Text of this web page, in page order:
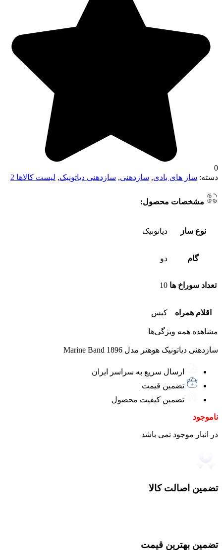
0
دسته: ساز های بادی, سازدهنی, سازدهنی دیاتونیک, لیست کالاها 2
مشخصات محصول:
نوع ساز دیاتونیک
گام دو
تعداد سوراخ ها 10
اقلام همراه کیس
مشاهده همه ویژگی‌ها
سازدهنی دیاتونیک هوهنر مدل Marine Band 1896
ارسال سریع به سراسر ایران
تضمین قیمت
تضمین کیفیت محصول
ناموجود
در انبار موجود نمی باشد
تضمین اصالت کالا
تضمین بهترین قیمت